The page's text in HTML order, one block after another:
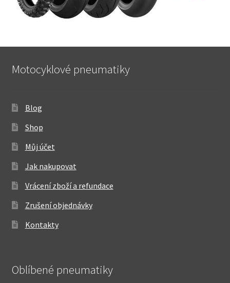
Motocyklové pneumatiky
Blog
Shop
Můj účet
Jak nakupovat
Vrácení zboží a refundace
Zrušení objednávky
Kontakty
Oblíbené pneumatiky